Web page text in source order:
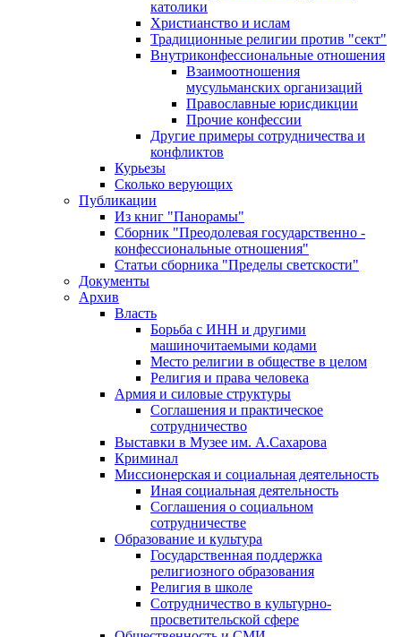
католики
Христианство и ислам
Традиционные религии против "сект"
Внутриконфессиональные отношения
Взаимоотношения
мусульманских организаций
Православные юрисдикции
Прочие конфессии
Другие примеры сотрудничества и
конфликтов
Курьезы
Сколько верующих
Публикации
Из книг "Панорамы"
Сборник "Преодолевая государственно -
конфессиональные отношения"
Статьи сборника "Пределы светскости"
Документы
Архив
Власть
Борьба с ИНН и другими
машиночитаемыми кодами
Место религии в обществе в целом
Религия и права человека
Армия и силовые структуры
Соглашения и практическое
сотрудничество
Выставки в Музее им. А.Сахарова
Криминал
Миссионерская и социальная деятельность
Иная социальная деятельность
Соглашения о социальном
сотрудничестве
Образование и культура
Государственная поддержка
религиозного образования
Религия в школе
Сотрудничество в культурно-
просветительской сфере